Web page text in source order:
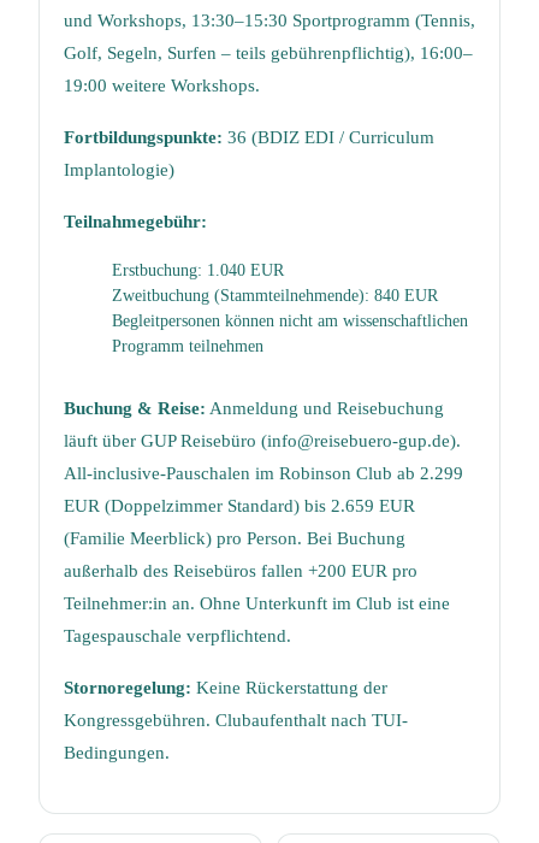
und Workshops, 13:30–15:30 Sportprogramm (Tennis,
Golf, Segeln, Surfen – teils gebührenpflichtig), 16:00–
19:00 weitere Workshops.
Fortbildungspunkte: 36 (BDIZ EDI / Curriculum
Implantologie)
Teilnahmegebühr:
Erstbuchung: 1.040 EUR
Zweitbuchung (Stammteilnehmende): 840 EUR
Begleitpersonen können nicht am wissenschaftlichen
Programm teilnehmen
Buchung & Reise: Anmeldung und Reisebuchung
läuft über GUP Reisebüro (info@reisebuero-gup.de).
All-inclusive-Pauschalen im Robinson Club ab 2.299
EUR (Doppelzimmer Standard) bis 2.659 EUR
(Familie Meerblick) pro Person. Bei Buchung
außerhalb des Reisebüros fallen +200 EUR pro
Teilnehmer:in an. Ohne Unterkunft im Club ist eine
Tagespauschale verpflichtend.
Stornoregelung: Keine Rückerstattung der
Kongressgebühren. Clubaufenthalt nach TUI-
Bedingungen.